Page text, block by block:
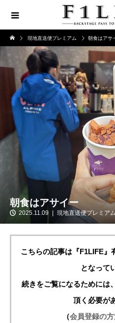
現地直送便プレミアム 朝食はアサ
朝食はアサイー
2025.11.09 現地直送便プレミアム
こちらの記事は『F1LIFE』
となって
続きをご覧になるためには、
頂く必要が
（会員登録の